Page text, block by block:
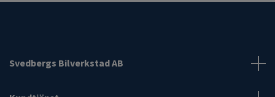
Svedbergs Bilverkstad AB